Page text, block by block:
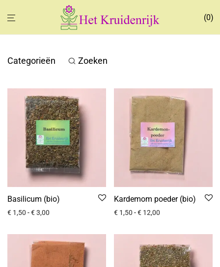
0
Categorieën Zoeken
Basilicum (bio)
€ 1,50 -€3,00
Kardemom poeder (bio)
€ 1,50 -€ 12,00